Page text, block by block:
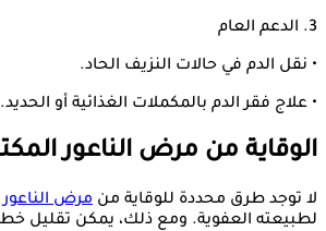
3. الدعم العام
• نقل الدم في حالات النزيف الحاد.
• علاج فقر الدم بالمكملات الغذائية أو الحديد.
الوقاية من مرض الناعور
لا توجد طرق محددة للوقاية من مرض
لطبيعته العفوية. ومع ذلك، يمكن تقليل